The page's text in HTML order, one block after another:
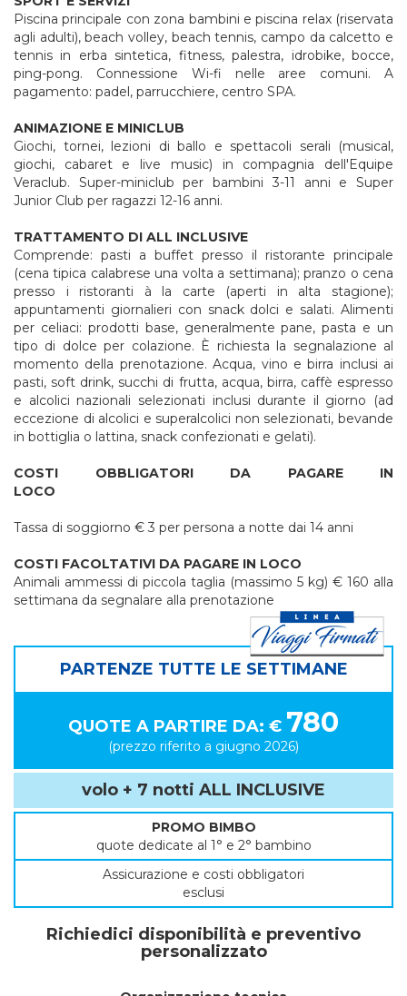
Piscina principale con zona bambini e piscina relax (riservata
agli adulti), beach volley, beach tennis, campo da calcetto e
tennis in erba sintetica, fitness, palestra, idrobike, bocce,
ping-pong. Connessione Wi-fi nelle aree comuni. A
pagamento: padel, parrucchiere, centro SPA.
ANIMAZIONE E MINICLUB
Giochi, tornei, lezioni di ballo e spettacoli serali (musical,
giochi, cabaret e live music) in compagnia dell'Equipe
Veraclub. Super-miniclub per bambini 3-11 anni e Super
Junior Club per ragazzi 12-16 anni.
TRATTAMENTO DI ALL INCLUSIVE
Comprende: pasti a buffet presso il ristorante principale
(cena tipica calabrese una volta a settimana); pranzo o cena
presso i ristoranti à la carte (aperti in alta stagione);
appuntamenti giornalieri con snack dolci e salati. Alimenti
per celiaci: prodotti base, generalmente pane, pasta e un
tipo di dolce per colazione. È richiesta la segnalazione al
momento della prenotazione. Acqua, vino e birra inclusi ai
pasti, soft drink, succhi di frutta, acqua, birra, caffè espresso
e alcolici nazionali selezionati inclusi durante il giorno (ad
eccezione di alcolici e superalcolici non selezionati, bevande
in bottiglia o lattina, snack confezionati e gelati).
COSTI OBBLIGATORI DA PAGARE IN
LOCO
Tassa di soggiorno € 3 per persona a notte dai 14 anni
COSTI FACOLTATIVI DA PAGARE IN LOCO
Animali ammessi di piccola taglia (massimo 5 kg) € 160 alla
settimana da segnalare alla prenotazione
PARTENZE TUTTE LE SETTIMANE
QUOTE A PARTIRE DA: € 780
(prezzo riferito a giugno 2026)
volo + 7 notti ALL INCLUSIVE
PROMO BIMBO
quote dedicate al 1° e 2° bambino
Assicurazione e costi obbligatori
esclusi
Richiedici disponibilità e preventivo
personalizzato